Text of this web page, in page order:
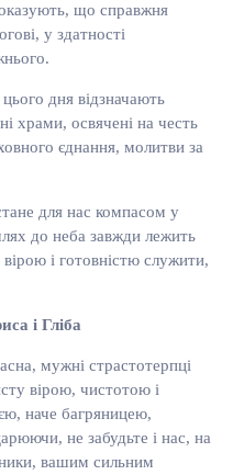
що справжня
у здатності
дня відзначають
храми, освячені на честь
єднання, молитви за
для нас компасом у
до неба завжди лежить
і готовністю служити,
і Гліба
мужні страстотерпці
вірою, чистотою і
наче багряницею,
не забудьте і нас, на
вашим сильним